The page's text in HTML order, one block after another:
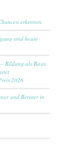
erkennen
sind heute
Bildung als Basis
2026
und Berater in